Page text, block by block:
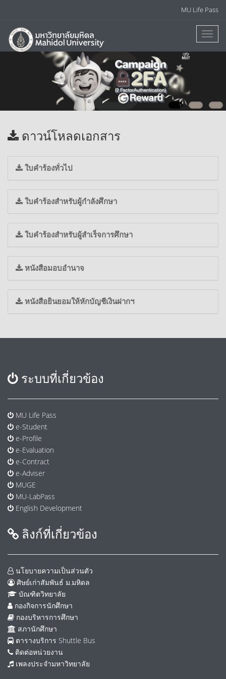
MU Life Pass
1 2 3
ดาวน์โหลดเอกสาร
ใบคำร้องทั่วไป
ใบคำร้องสำหรับผู้กำลังศึกษา
ใบคำร้องสำหรับผู้สำเร็จการศึกษา
หนังสือมอบอำนาจ
หนังสือยินยอมให้หักบัญชีเงินฝากฯ
ระบบที่เกี่ยวข้อง
MU Life Pass
e-Student
e-Profile
e-Evaluation
e-Contract
e-Adviser
MUGE
MU-LabPass
English Development
ลิงก์ที่เกี่ยวข้อง
นโยบายความเป็นส่วนตัว
ศิษย์เก่าสัมพันธ์ ม.มหิดล
บัณฑิตวิทยาลัย
กองกิจการนักศึกษา
กองบริหารการศึกษา
สภานักศึกษา
ตารางบริการ Shuttle Bus
ติดต่อหน่วยงาน
เพลงประจำมหาวิทยาลัย